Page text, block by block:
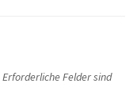
Erforderliche Felder sind